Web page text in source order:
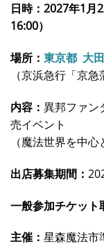
日時：2027年1月
16:00）
場所： 東京都 大
（京浜急行「京
内容： 異邦ファン
売イベント
（魔法世界を中
出店募集期間：
一般参加チケット
主催： 星森魔法市